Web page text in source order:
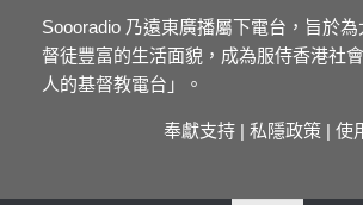
Soooradio 乃遠東廣播屬下電台，旨於
督徒豐富的生活面貌，成為服侍香港社
人的基督教電台」。
奉獻支持 | 私隱政策 | 使